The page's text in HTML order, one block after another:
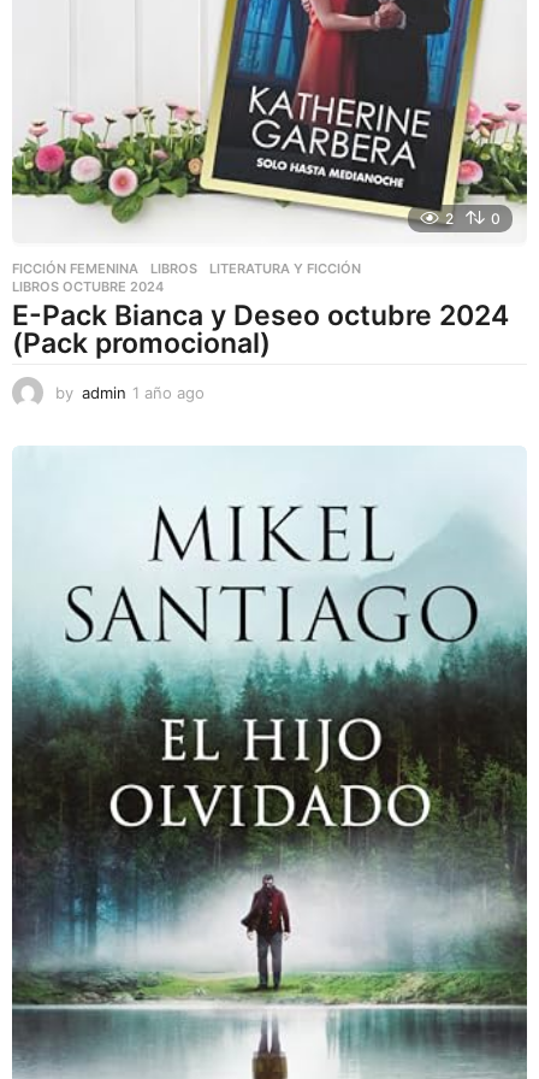
2 0
FICCIÓN FEMENINA ,LIBROS ,LITERATURA Y FICCIÓN
LIBROS OCTUBRE 2024
E-Pack Bianca y Deseo octubre 2024
(Pack promocional)
by admin 1 año ago
g
o